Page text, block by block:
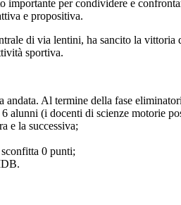
per condividere e
e propositiva.
di via lentini, ha sancito la vittoria
sportiva.
Al termine della fase
alunni (i docenti di scienze motorie
e la successiva;
0 punti;